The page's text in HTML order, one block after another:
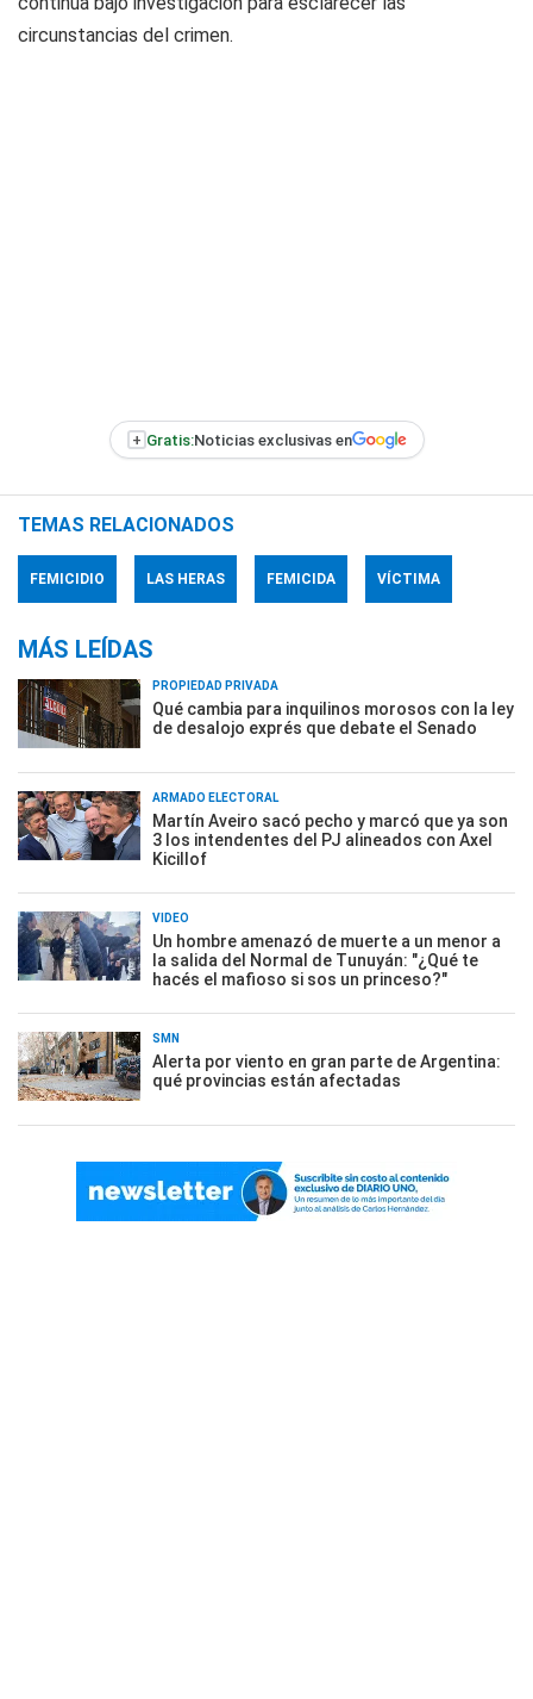
circunstancias del crimen.
+ Gratis:Noticias exclusivas en
TEMAS RELACIONADOS
FEMICIDIO LAS HERAS FEMICIDA VÍCTIMA
MÁS LEÍDAS
PROPIEDAD PRIVADA
Qué cambia para inquilinos morosos con la ley
de desalojo exprés que debate el Senado
ARMADO ELECTORAL
Martín Aveiro sacó pecho y marcó que ya son
3 los intendentes del PJ alineados con Axel
Kicillof
VIDEO
Un hombre amenazó de muerte a un menor a
la salida del Normal de Tunuyán: "¿Qué te
hacés el mafioso si sos un princeso?"
SMN
Alerta por viento en gran parte de Argentina:
qué provincias están afectadas